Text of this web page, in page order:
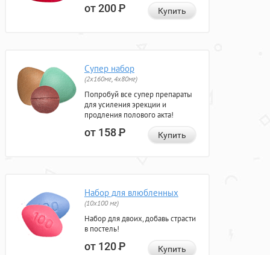
от 200Р Купить
Супер набор
(2х160мг, 4х80мг)
Попробуй все супер препараты
для усиления эрекции и
продления полового акта!
от 158Р Купить
Набор для влюбленных
(10х100 мг)
Набор для двоих, добавь страсти
в постель!
от 120Р Купить